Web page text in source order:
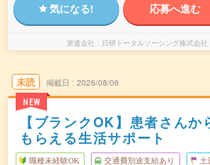
気になる! 応募へ進む
派遣会社 日研トータルソーシング株式会
未読
NEW
掲載日 2026/08/06
【ブランクOK】患者さん
もらえる生活サポート
職種未経験OK 交通費別途支給あり 土